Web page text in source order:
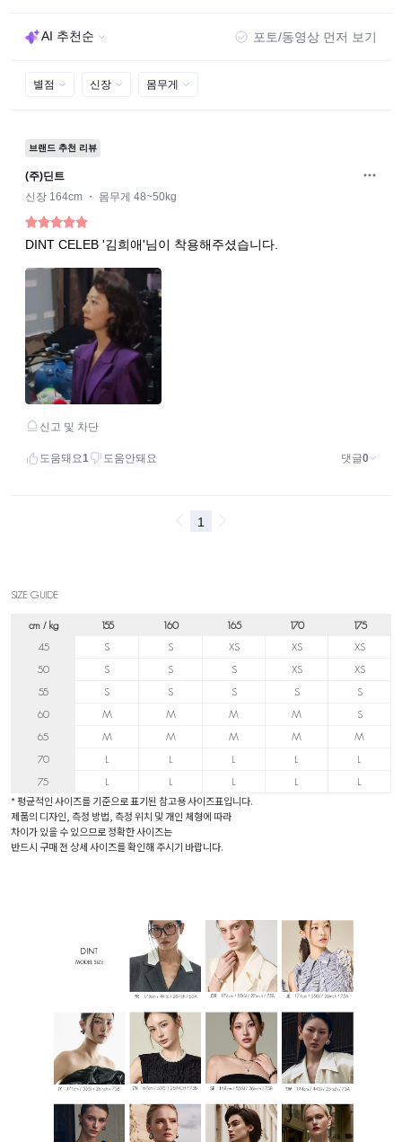
SIZE GUIDE
cm / kg 155 160 165 170
175
45
S S XS XS
XS
50
S S S XS
XS
55
S S S S
S
60
M M M M
S
65
M M M M
M
70
L L L L
L
75
L L L L L
* 평균적인 사이즈를 기준으로 표기된 참고용 사이즈표입니다.
제품의 디자인, 측정 방법, 측정 위치 및 개인 체형에 따라
차이가 있을 수 있으므로 정확한 사이즈는
반드시 구매 전 상세 사이즈를 확인해 주시기 바랍니다.